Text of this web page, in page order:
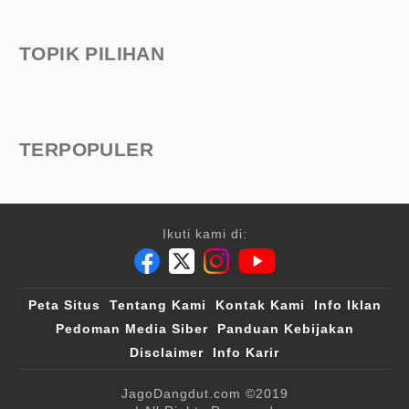
TOPIK PILIHAN
TERPOPULER
Ikuti kami di:
Peta Situs Tentang Kami Kontak Kami
Info Iklan
Pedoman Media Siber
Panduan Kebijakan
Disclaimer
Info Karir
JagoDangdut.com ©2019